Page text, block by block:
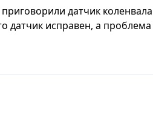
датчик
датчик исправен, а